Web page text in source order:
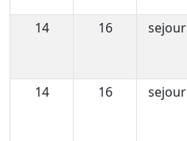
14
16 sejour
14
16 sejour